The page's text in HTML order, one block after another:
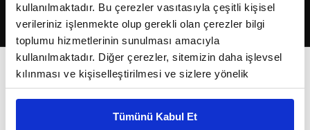
kullanılmaktadır. Bu çerezler vasıtasıyla çeşitli kişisel
verileriniz işlenmekte olup gerekli olan çerezler bilgi
toplumu hizmetlerinin sunulması amacıyla
kullanılmaktadır. Diğer çerezler, sitemizin daha işlevsel
kılınması ve kişiselleştirilmesi ve sizlere yönelik
reklam/pazarlama faaliyetlerinin yapılması, amaçlarıyla
Çerezlere ilişkin tercihlerinizi çerez paneli vasıtasıyla
Tümünü Kabul Et